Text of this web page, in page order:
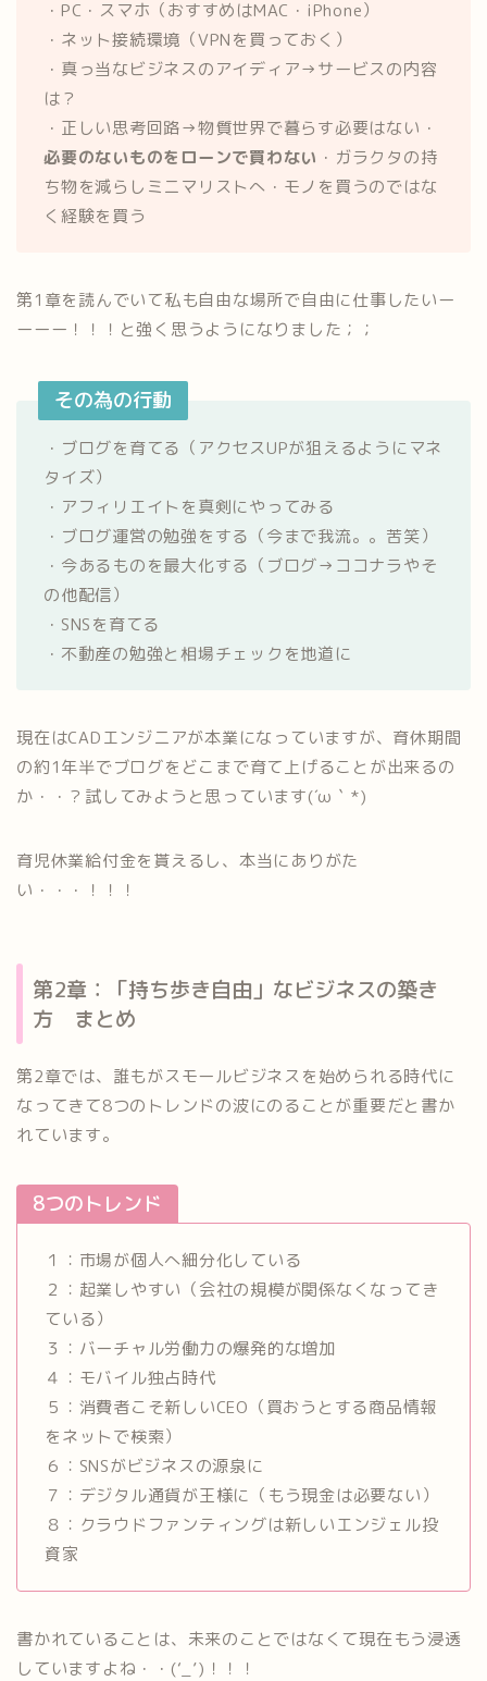
・PC・スマホ（おすすめはMAC・iPhone）
・ネット接続環境（VPNを買っておく）
・真っ当なビジネスのアイディア→サービスの内容
は？
・正しい思考回路→物質世界で暮らす必要はない・
必要のないものをローンで買わない ・ガラクタの持
ち物を減らしミニマリストへ・モノを買うのではな
く経験を買う
第1章を読んでいて私も自由な場所で自由に仕事したいー
ーーー！！！と強く思うようになりました；；
その為の行動
・ブログを育てる（アクセスUPが狙えるようにマネ
タイズ）
・アフィリエイトを真剣にやってみる
・ブログ運営の勉強をする（今まで我流。。苦笑）
・今あるものを最大化する（ブログ→ココナラやそ
の他配信）
・SNSを育てる
・不動産の勉強と相場チェックを地道に
現在はCADエンジニアが本業になっていますが、育休期間
の約1年半でブログをどこまで育て上げることが出来るの
か・・？試してみようと思っています(´ω｀*)
育児休業給付金を貰えるし、本当にありがた
い・・・！！！
第2章：「持ち歩き自由」なビジネスの築き
方 まとめ
第2章では、誰もがスモールビジネスを始められる時代に
なってきて8つのトレンドの波にのることが重要だと書か
れています。
8つのトレンド
１：市場が個人へ細分化している
２：起業しやすい（会社の規模が関係なくなってき
ている）
３：バーチャル労働力の爆発的な増加
４：モバイル独占時代
５：消費者こそ新しいCEO（買おうとする商品情報
をネットで検索）
６：SNSがビジネスの源泉に
７：デジタル通貨が王様に（もう現金は必要ない）
８：クラウドファンティングは新しいエンジェル投
資家
書かれていることは、未来のことではなくて現在もう浸透
していますよね・・(‘_’)！！！